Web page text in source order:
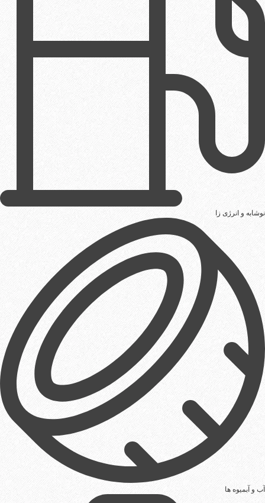
نوشابه و انرژی زا
آب و آبمیوه ها